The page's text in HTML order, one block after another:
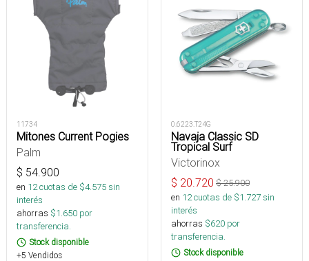
11734
Mitones Current Pogies
Palm
$ 54.900
en 12cuotas de $4.575sin
interés
ahorras $1.650 por
transferencia.
Stock disponible
+5 Vendidos
0.6223.T24G
Navaja Classic SD
Tropical Surf
Victorinox
$ 20.720 $25.900
en 12cuotas de $1.727sin
interés
ahorras $620 por
transferencia.
Stock disponible